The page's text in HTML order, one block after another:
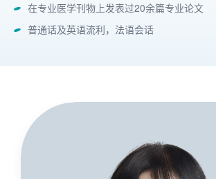
在专业医学刊物上发表过20余篇专业论文
普通话及英语流利，法语会话